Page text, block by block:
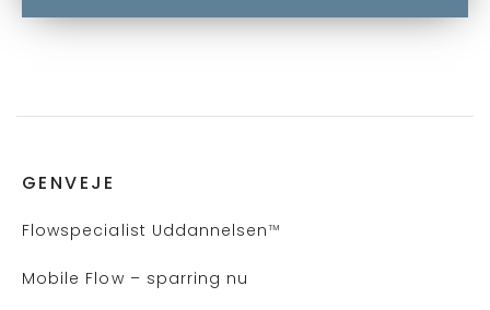
GENVEJE
Flowspecialist Uddannelsen™
Mobile Flow – sparring nu